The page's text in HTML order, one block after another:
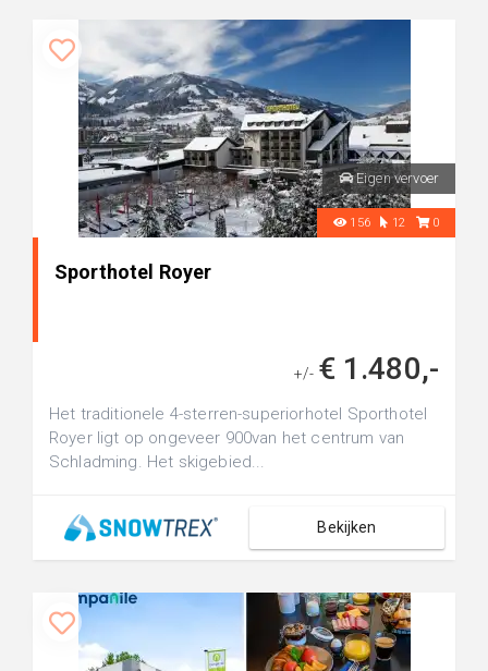
Eigen vervoer
156 12 0
Sporthotel Royer
+/- € 1.480,-
Het traditionele 4-sterren-superiorhotel Sporthotel
Royer ligt op ongeveer 900van het centrum van
Schladming. Het skigebied...
Bekijken